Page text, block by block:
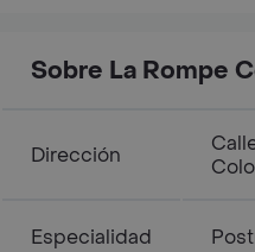
Sobre La Rompe
Dirección
Especialidad